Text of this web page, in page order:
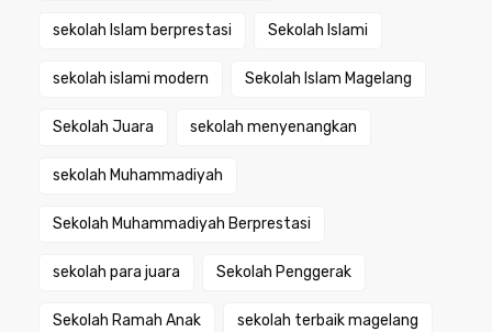
sekolah Islam berprestasi Sekolah Islami
sekolah islami modern Sekolah Islam Magelang
Sekolah Juara sekolah menyenangkan
sekolah Muhammadiyah
Sekolah Muhammadiyah Berprestasi
sekolah para juara Sekolah Penggerak
Sekolah Ramah Anak sekolah terbaik magelang